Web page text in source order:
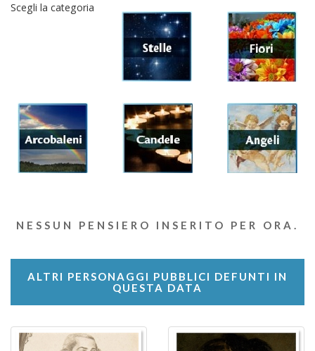
Scegli la categoria
NESSUN PENSIERO INSERITO PER ORA.
ALTRI PERSONAGGI PUBBLICI DEFUNTI IN
QUESTA DATA